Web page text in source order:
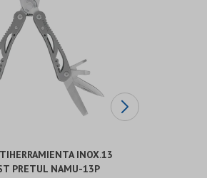
INOX.13
PRETUL NAMU-13P